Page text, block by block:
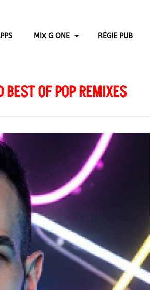
MIX G ONE RÉGIE PUB
OF POP REMIXES